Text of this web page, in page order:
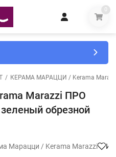
0
/ КЕРАМА МАРАЦЦИ / Kerama
Marazzi ПРО
обрезной
Марацци / Kerama Marazzi